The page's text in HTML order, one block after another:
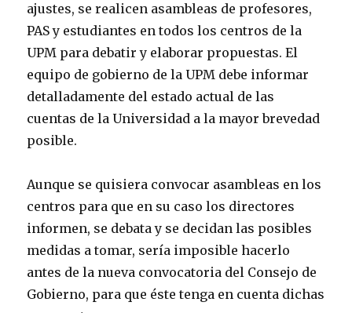
ajustes, se realicen asambleas de profesores,
PAS y estudiantes en todos los centros de la
UPM para debatir y elaborar propuestas. El
equipo de gobierno de la UPM debe informar
detalladamente del estado actual de las
cuentas de la Universidad a la mayor brevedad
posible.
Aunque se quisiera convocar asambleas en los
centros para que en su caso los directores
informen, se debata y se decidan las posibles
medidas a tomar, sería imposible hacerlo
antes de la nueva convocatoria del Consejo de
Gobierno, para que éste tenga en cuenta dichas